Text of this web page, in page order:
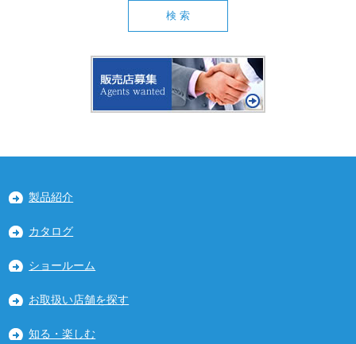
製品紹介
カタログ
ショールーム
お取扱い店舗を探す
知る・楽しむ